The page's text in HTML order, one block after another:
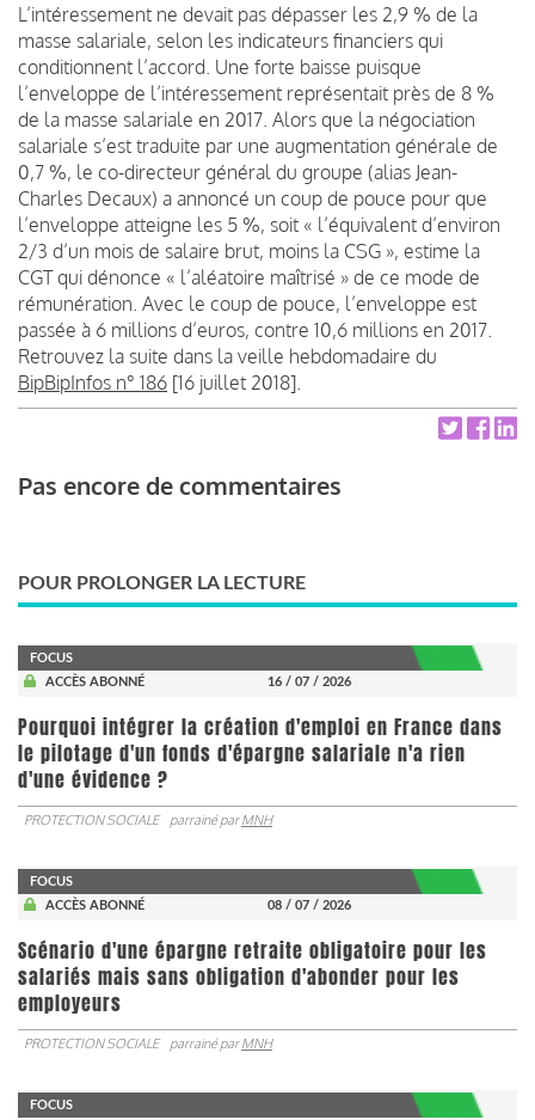
L’intéressement ne devait pas dépasser les 2,9 % de la
masse salariale, selon les indicateurs financiers qui
conditionnent l’accord. Une forte baisse puisque
l’enveloppe de l’intéressement représentait près de 8 %
de la masse salariale en 2017. Alors que la négociation
salariale s’est traduite par une augmentation générale de
0,7 %, le co-directeur général du groupe (alias Jean-
Charles Decaux) a annoncé un coup de pouce pour que
l’enveloppe atteigne les 5 %, soit « l’équivalent d’environ
2/3 d’un mois de salaire brut, moins la CSG », estime la
CGT qui dénonce « l’aléatoire maîtrisé » de ce mode de
rémunération. Avec le coup de pouce, l’enveloppe est
passée à 6 millions d’euros, contre 10,6 millions en 2017.
Retrouvez la suite dans la veille hebdomadaire du
BipBipInfos n° 186 [16 juillet 2018].
Pas encore de commentaires
POUR PROLONGER LA LECTURE
FOCUS
ACCÈS ABONNÉ
16 / 07 / 2026
Pourquoi intégrer la création d'emploi en France dans
le pilotage d'un fonds d'épargne salariale n'a rien
d'une évidence ?
PROTECTION SOCIALE parrainé parMNH
FOCUS
ACCÈS ABONNÉ
08 / 07 / 2026
Scénario d'une épargne retraite obligatoire pour les
salariés mais sans obligation d'abonder pour les
employeurs
PROTECTION SOCIALE parrainé parMNH
FOCUS